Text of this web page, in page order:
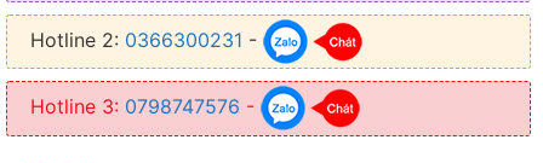
✦ Camera 360 độ
Hotline 2: 0366300231 -
Hotline 3: 0798747576 -